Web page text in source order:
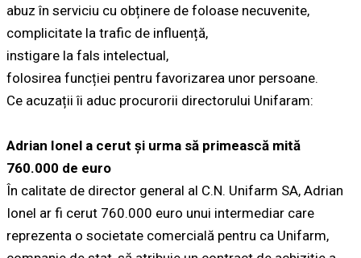
abuz în serviciu cu obținere de foloase necuvenite,
complicitate la trafic de influență,
instigare la fals intelectual,
folosirea funcției pentru favorizarea unor persoane.
Ce acuzații îi aduc procurorii directorului Unifaram:
Adrian Ionel a cerut și urma să primească mită
760.000 de euro
În calitate de director general al C.N. Unifarm SA, Adrian
Ionel ar fi cerut 760.000 euro unui intermediar care
reprezenta o societate comercială pentru ca Unifarm,